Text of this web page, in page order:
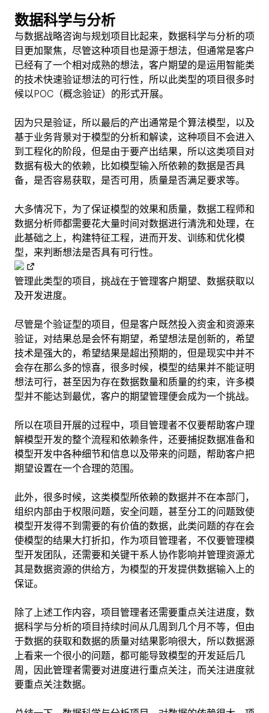
数据科学与分析
与数据战略咨询与规划项目比起来，数据科学与分析的项
目更加聚焦，尽管这种项目也是源于想法，但通常是客户
已经有了一个相对成熟的想法，客户期望的是运用智能类
的技术快速验证想法的可行性，所以此类型的项目很多时
候以POC（概念验证）的形式开展。
因为只是验证，所以最后的产出通常是个算法模型，以及
基于业务背景对于模型的分析和解读，这种项目不会进入
到工程化的阶段，但是由于要产出结果，所以这类项目对
数据有极大的依赖，比如模型输入所依赖的数据是否具
备，是否容易获取，是否可用，质量是否满足要求等。
大多情况下，为了保证模型的效果和质量，数据工程师和
数据分析师都需要花大量时间对数据进行清洗和处理，在
此基础之上，构建特征工程，进而开发、训练和优化模
型，来判断想法是否具有可行性。
管理此类型的项目，挑战在于管理客户期望、数据获取以
及开发进度。
尽管是个验证型的项目，但是客户既然投入资金和资源来
验证，对结果总是会怀有期望，希望想法是创新的，希望
技术是强大的，希望结果是超出预期的，但是现实中并不
会存在那么多的惊喜，很多时候，模型的结果并不能证明
想法可行，甚至因为存在数据数量和质量的约束，许多模
型并不能达到最优，客户的期望管理便会成为一个挑战。
所以在项目开展的过程中，项目管理者不仅要帮助客户理
解模型开发的整个流程和依赖条件，还要捕捉数据准备和
模型开发中各种细节和信息以及带来的问题，帮助客户把
期望设置在一个合理的范围。
此外，很多时候，这类模型所依赖的数据并不在本部门，
组织内部由于权限问题，安全问题，甚至分工的问题致使
模型开发得不到需要的有价值的数据，此类问题的存在会
使模型的结果大打折扣，作为项目管理者，不仅要管理模
型开发团队，还需要和关键干系人协作影响并管理资源尤
其是数据资源的供给方，为模型的开发提供数据输入上的
保证。
除了上述工作内容，项目管理者还需要重点关注进度，数
据科学与分析的项目持续时间从几周到几个月不等，但由
于数据的获取和数据的质量对结果影响很大，所以数据源
上看来一个很小的问题，都可能导致模型的开发延后几
周，因此管理者需要对进度进行重点关注，而关注进度就
要重点关注数据。